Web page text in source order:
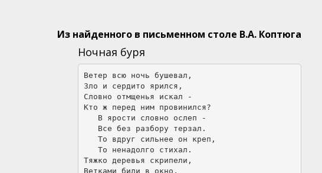
Из найденного в письменном столе В.А. Коптюга
Ночная буря
Ветер всю ночь бушевал,
Зло и сердито ярился,
Словно отмщенья искал -
Кто ж перед ним провинился?
   В ярости словно ослеп -
   Все без разбору терзал.
   То вдруг сильнее он креп,
   То ненадолго стихал.
Тяжко деревья скрипели,
Ветками били в окно,